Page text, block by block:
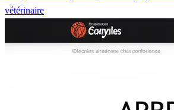
vétérinaire